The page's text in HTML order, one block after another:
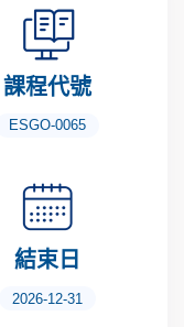
課程代號
ESGO-0065
結束日
2026-12-31